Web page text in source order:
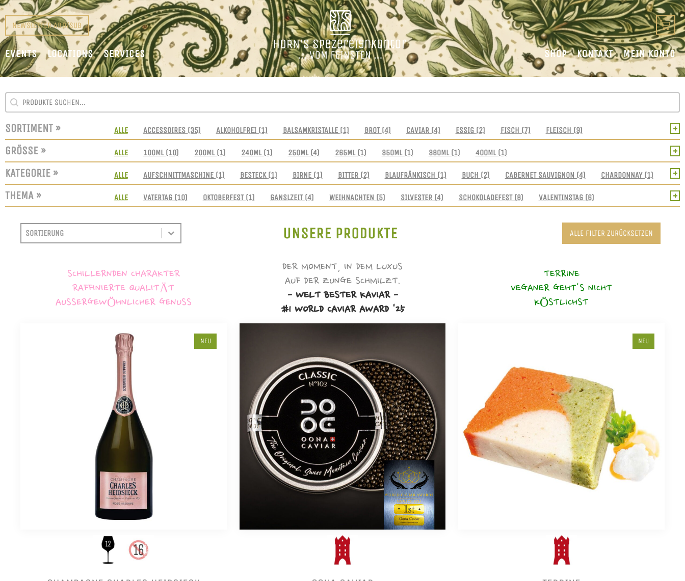
NEWSLETTER ABO/SUB
EVENTS LOCATIONS SERVICES SHOP KONTAKT MEIN KONTO
SUCHFELD
SEARCH CONTENT
SORTIMENT » SORTIMENT
ALLE ACCESSOIRES (35) ALKOHOLFREI (1) BALSAMKRISTALLE (1) BROT (4) CAVIAR (4) ESSIG (2) FISCH (7) FLEISCH (9)
+
GRÖSSE »
GRÖSSEN
ALLE 100ML (10) 200ML (1) 240ML (1) 250ML (4) 265ML (1) 350ML (1) 380ML (1) 400ML (1)
+
KATEGORIE »
KATEGORIE
ALLE AUFSCHNITTMASCHINE (1) BESTECK (1) BIRNE (1) BITTER (2) BLAUFRÄNKISCH (1) BUCH (2) CABERNET SAUVIGNON (4) CHARDONNAY (1)
+
THEMA »
THEMEN
ALLE VATERTAG (10) OKTOBERFEST (1) GANSLZEIT (4) WEIHNACHTEN (5) SILVESTER (4) SCHOKOLADEFEST (8) VALENTINSTAG (6) +
SORTIEREN
SORT CONTENT
SORT CONTENT UNSERE PRODUKTE ALLE FILTER ZURÜCKSETZEN
SCHILLERNDEN CHARAKTER
RAFFINIERTE QUALITÄT
AUSSERGEWÖHNLICHER GENUSS
NEU
DER MOMENT, IN DEM LUXUS
AUF DER ZUNGE SCHMILZT.
- WELT BESTER KAVIAR -
#1 WORLD CAVIAR AWARD '25
TERRINE
VEGANER GEHT'S NICHT
KÖSTLICHST
NEU